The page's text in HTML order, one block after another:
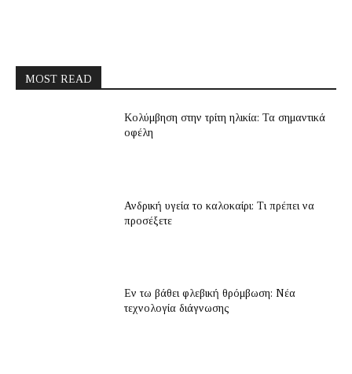
MOST READ
Κολύμβηση στην τρίτη ηλικία: Τα σημαντικά
οφέλη
Ανδρική υγεία το καλοκαίρι: Τι πρέπει να
προσέξετε
Εν τω βάθει φλεβική θρόμβωση: Νέα
τεχνολογία διάγνωσης